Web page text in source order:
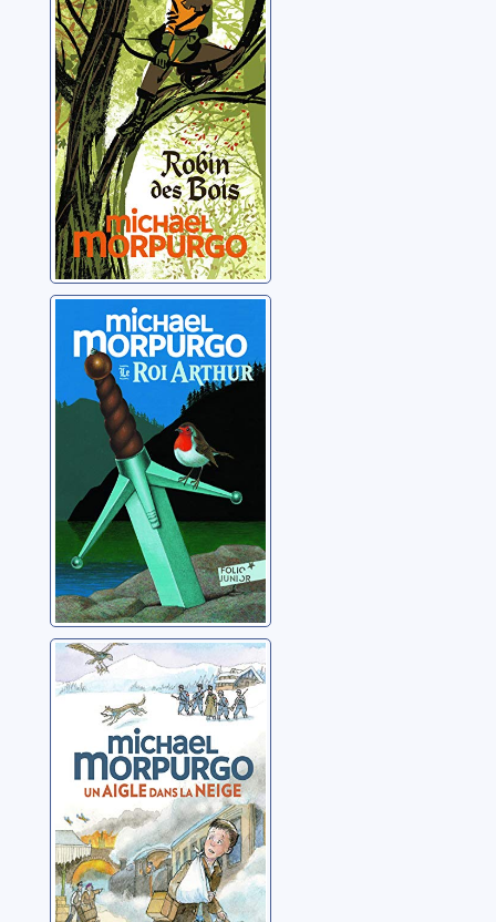
Morpurgo, Michael
Le roi Arthur
Morpurgo, Michael
Un aigle dans la
neige
Morpurgo, Michael